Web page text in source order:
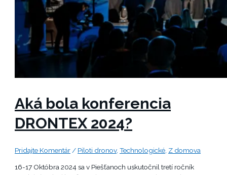
Aká bola konferencia
DRONTEX 2024?
Pridajte Komentár / Piloti dronov,Technologické Z domova
16-17 Októbra 2024 sa v Piešťanoch uskutočnil tretí ročník